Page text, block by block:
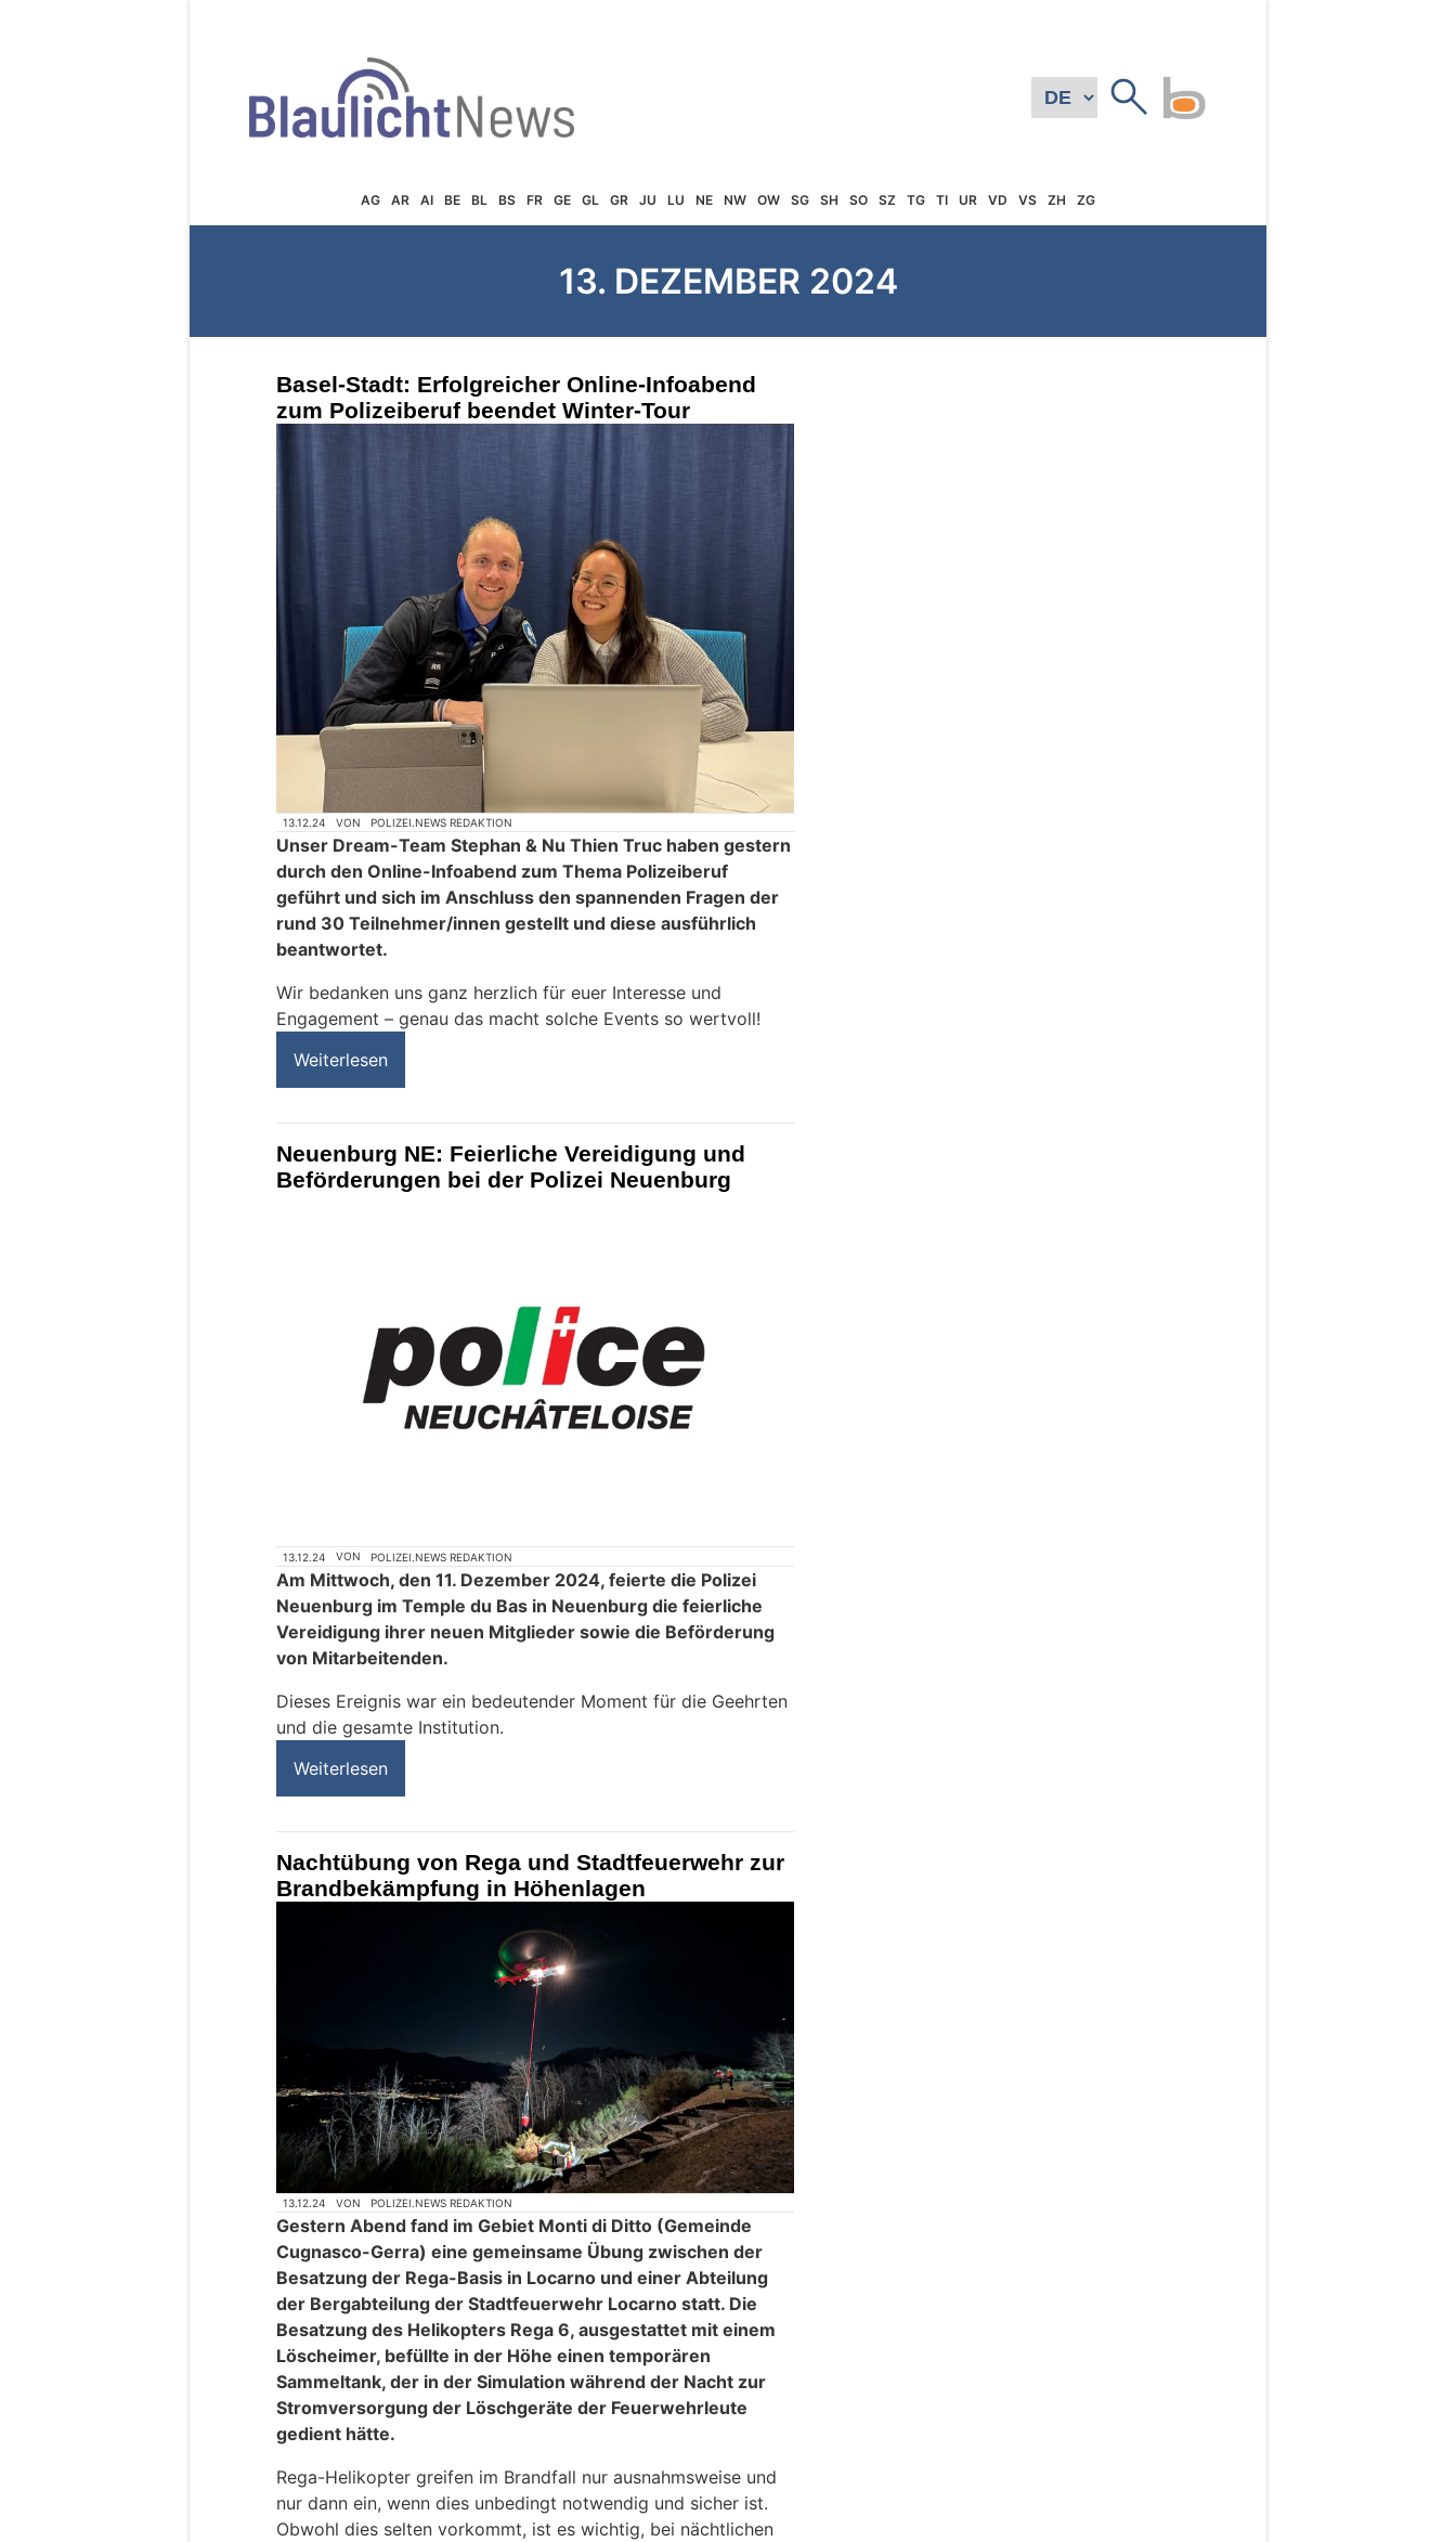
AG AR AI BE BL BS FR GE GL GR JU LU NE NW OW SG SH SO SZ TG TI UR VD VS ZH ZG
13. DEZEMBER 2024
Basel-Stadt: Erfolgreicher Online-Infoabend
zum Polizeiberuf beendet Winter-Tour
13.12.24 VON POLIZEI.NEWS REDAKTION
Unser Dream-Team Stephan & Nu Thien Truc haben gestern
durch den Online-Infoabend zum Thema Polizeiberuf
geführt und sich im Anschluss den spannenden Fragen der
rund 30 Teilnehmer/innen gestellt und diese ausführlich
beantwortet.
Wir bedanken uns ganz herzlich für euer Interesse und
Engagement – genau das macht solche Events so wertvoll!
Weiterlesen
Neuenburg NE: Feierliche Vereidigung und
Beförderungen bei der Polizei Neuenburg
13.12.24 VON POLIZEI.NEWS REDAKTION
Am Mittwoch, den 11. Dezember 2024, feierte die Polizei
Neuenburg im Temple du Bas in Neuenburg die feierliche
Vereidigung ihrer neuen Mitglieder sowie die Beförderung
von Mitarbeitenden.
Dieses Ereignis war ein bedeutender Moment für die Geehrten
und die gesamte Institution.
Weiterlesen
Nachtübung von Rega und Stadtfeuerwehr zur
Brandbekämpfung in Höhenlagen
13.12.24 VON POLIZEI.NEWS REDAKTION
Gestern Abend fand im Gebiet Monti di Ditto (Gemeinde
Cugnasco-Gerra) eine gemeinsame Übung zwischen der
Besatzung der Rega-Basis in Locarno und einer Abteilung
der Bergabteilung der Stadtfeuerwehr Locarno statt. Die
Besatzung des Helikopters Rega 6, ausgestattet mit einem
Löscheimer, befüllte in der Höhe einen temporären
Sammeltank, der in der Simulation während der Nacht zur
Stromversorgung der Löschgeräte der Feuerwehrleute
gedient hätte.
Rega-Helikopter greifen im Brandfall nur ausnahmsweise und
nur dann ein, wenn dies unbedingt notwendig und sicher ist.
Obwohl dies selten vorkommt, ist es wichtig, bei nächtlichen